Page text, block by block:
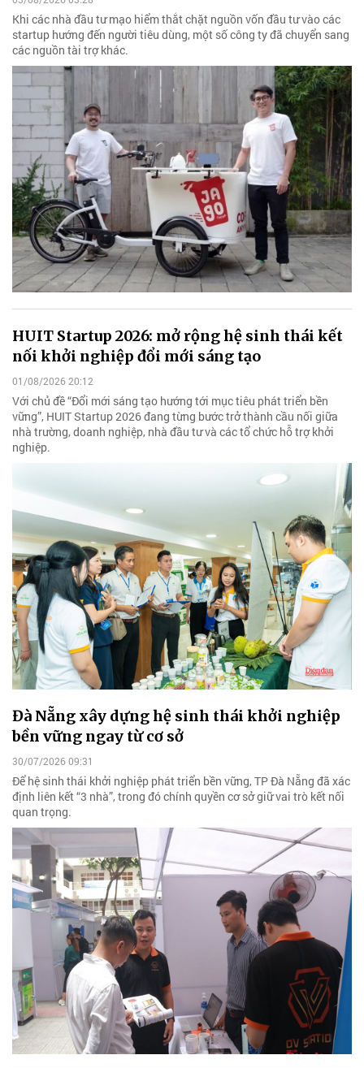
Khi các nhà đầu tư mạo hiểm thắt chặt nguồn vốn đầu tư vào các
startup hướng đến người tiêu dùng, một số công ty đã chuyển sang
các nguồn tài trợ khác.
HUIT Startup 2026: mở rộng hệ sinh thái kết
nối khởi nghiệp đổi mới sáng tạo
01/08/2026 20:12
Với chủ đề “Đổi mới sáng tạo hướng tới mục tiêu phát triển bền
vững”, HUIT Startup 2026 đang từng bước trở thành cầu nối giữa
nhà trường, doanh nghiệp, nhà đầu tư và các tổ chức hỗ trợ khởi
nghiệp.
Đà Nẵng xây dựng hệ sinh thái khởi nghiệp
bền vững ngay từ cơ sở
30/07/2026 09:31
Để hệ sinh thái khởi nghiệp phát triển bền vững, TP Đà Nẵng đã xác
định liên kết “3 nhà”, trong đó chính quyền cơ sở giữ vai trò kết nối
quan trọng.